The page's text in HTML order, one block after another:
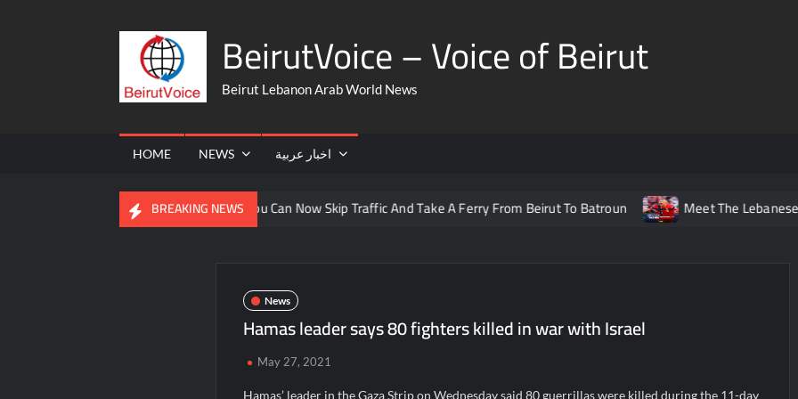
BeirutVoice – Voice of Beirut
Beirut Lebanon Arab World News
HOME NEWS اخبار عربية
BREAKING NEWS
You Can Now Skip Traffic And Take A Ferry From Beirut To Batroun Meet The Lebanese Helping
News
Hamas leader says 80 fighters killed in war with Israel
May 27, 2021
Hamas’ leader in the Gaza Strip on Wednesday said 80 guerrillas were killed during the 11-day